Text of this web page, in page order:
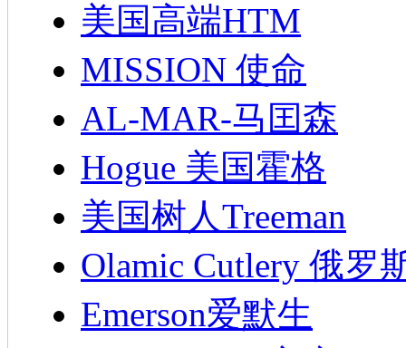
美国高端HTM
MISSION 使命
AL-MAR-马囯森
Hogue 美国霍格
美国树人Treeman
Olamic Cutlery 俄罗
Emerson爱默生